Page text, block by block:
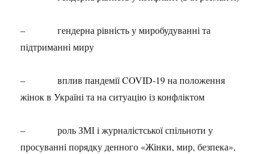
– гендерна рівність у миробудуванні та
підтриманні миру
– вплив пандемії COVID-19 на положення
жінок в Україні та на ситуацію із конфліктом
– роль ЗМІ і журналістської спільноти у
просуванні порядку денного «Жінки, мир, безпека»,